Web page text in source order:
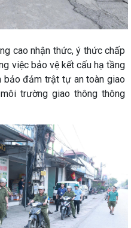
cao nhận thức, ý thức chấp
việc bảo vệ kết cấu hạ tầng
bảo đảm trật tự an toàn giao
trường giao thông thông